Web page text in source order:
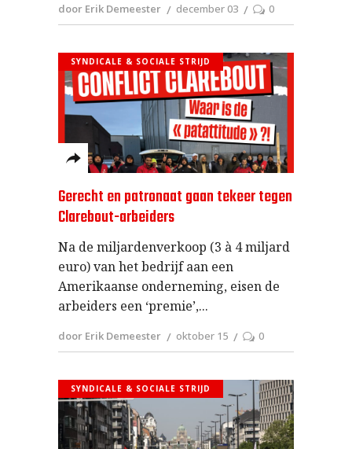
door Erik Demeester december 03 0
SYNDICALE & SOCIALE STRIJD
Gerecht en patronaat gaan tekeer tegen
Clarebout-arbeiders
Na de miljardenverkoop (3 à 4 miljard
euro) van het bedrijf aan een
Amerikaanse onderneming, eisen de
arbeiders een ‘premie’,
door Erik Demeester oktober 15 0
SYNDICALE & SOCIALE STRIJD